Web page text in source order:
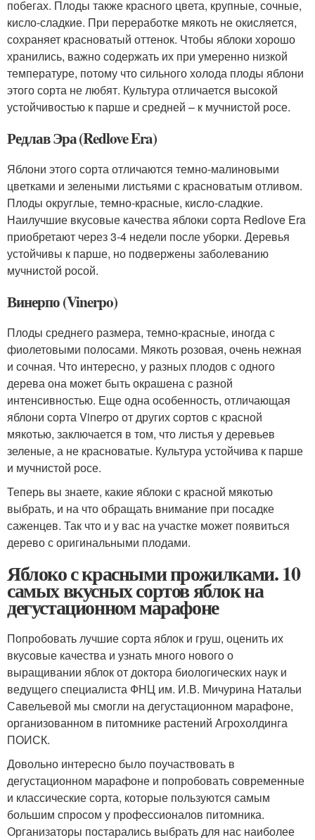
побегах. Плоды также красного цвета, крупные, сочные,
кисло-сладкие. При переработке мякоть не окисляется,
сохраняет красноватый оттенок. Чтобы яблоки хорошо
хранились, важно содержать их при умеренно низкой
температуре, потому что сильного холода плоды яблони
этого сорта не любят. Культура отличается высокой
устойчивостью к парше и средней – к мучнистой росе.
Редлав Эра (Redlove Era)
Яблони этого сорта отличаются темно-малиновыми
цветками и зелеными листьями с красноватым отливом.
Плоды округлые, темно-красные, кисло-сладкие.
Наилучшие вкусовые качества яблоки сорта Redlove Era
приобретают через 3-4 недели после уборки. Деревья
устойчивы к парше, но подвержены заболеванию
мучнистой росой.
Винерпо (Vinerpo)
Плоды среднего размера, темно-красные, иногда с
фиолетовыми полосами. Мякоть розовая, очень нежная
и сочная. Что интересно, у разных плодов с одного
дерева она может быть окрашена с разной
интенсивностью. Еще одна особенность, отличающая
яблони сорта Vinerpo от других сортов с красной
мякотью, заключается в том, что листья у деревьев
зеленые, а не красноватые. Культура устойчива к парше
и мучнистой росе.
Теперь вы знаете, какие яблоки с красной мякотью
выбрать, и на что обращать внимание при посадке
саженцев. Так что и у вас на участке может появиться
дерево с оригинальными плодами.
Яблоко с красными прожилками. 10
самых вкусных сортов яблок на
дегустационном марафоне
Попробовать лучшие сорта яблок и груш, оценить их
вкусовые качества и узнать много нового о
выращивании яблок от доктора биологических наук и
ведущего специалиста ФНЦ им. И.В. Мичурина Натальи
Савельевой мы смогли на дегустационном марафоне,
организованном в питомнике растений Агрохолдинга
ПОИСК.
Довольно интересно было поучаствовать в
дегустационном марафоне и попробовать современные
и классические сорта, которые пользуются самым
большим спросом у профессионалов питомника.
Организаторы постарались выбрать для нас наиболее